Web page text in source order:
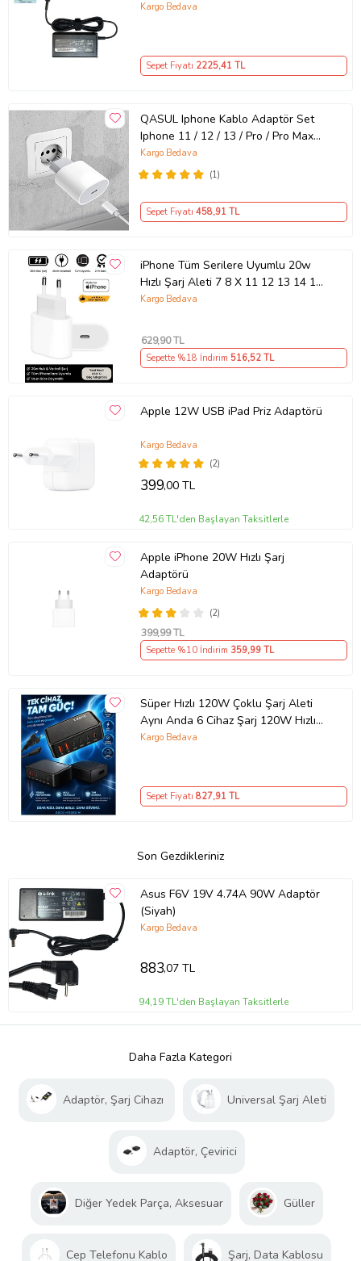
Kargo Bedava
Sepet Fiyatı 2225,41 TL
QASUL Iphone Kablo Adaptör Set
Iphone 11 / 12 / 13 / Pro / Pro Max
Uyumlu Şarj Aleti Seti
(1)
Kargo Bedava
Sepet Fiyatı 458,91 TL
iPhone Tüm Serilere Uyumlu 20w
Hızlı Şarj Aleti 7 8 X 11 12 13 14 15
16 İçin Type-C Girişli Adaptör
Kargo Bedava
629,90 TL
Sepette %18 İndirim 516,52 TL
Apple 12W USB iPad Priz Adaptörü
(2)
Kargo Bedava
399,00 TL
42,56 TL'den Başlayan Taksitlerle
Apple iPhone 20W Hızlı Şarj
Adaptörü
(2)
Kargo Bedava
399,99 TL
Sepette %10 İndirim 359,99 TL
Süper Hızlı 120W Çoklu Şarj Aleti
Aynı Anda 6 Cihaz Şarj 120W Hızlı
Şarj İstasyonu Çoklu USB & Type-C
Kargo Bedava
Sepet Fiyatı 827,91 TL
Son Gezdikleriniz
Asus F6V 19V 4.74A 90W Adaptör
(Siyah)
Kargo Bedava
883,07 TL
94,19 TL'den Başlayan Taksitlerle
Daha Fazla Kategori
Adaptör, Şarj Cihazı Universal Şarj Aleti
Adaptör, Çevirici
Diğer Yedek Parça, Aksesuar Güller
Cep Telefonu Kablo Şarj, Data Kablosu